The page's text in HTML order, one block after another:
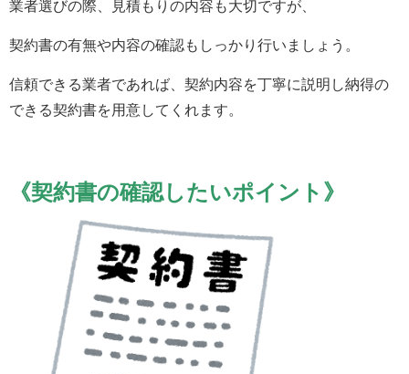
業者選びの際、見積もりの内容も大切ですが、
契約書の有無や内容の確認もしっかり行いましょう。
信頼できる業者であれば、契約内容を丁寧に説明し納得の
できる契約書を用意してくれます。
《契約書の確認したいポイント 》